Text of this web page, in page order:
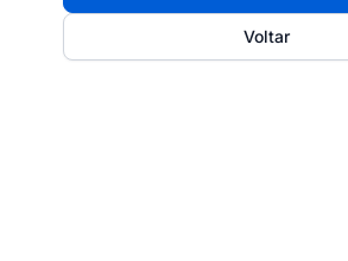
Voltar